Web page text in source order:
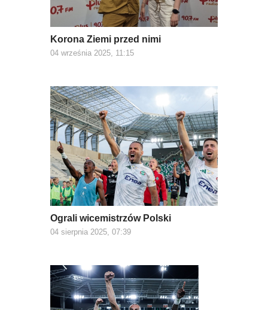
Korona Ziemi przed nimi
04 września 2025, 11:15
Ograli wicemistrzów Polski
04 sierpnia 2025, 07:39